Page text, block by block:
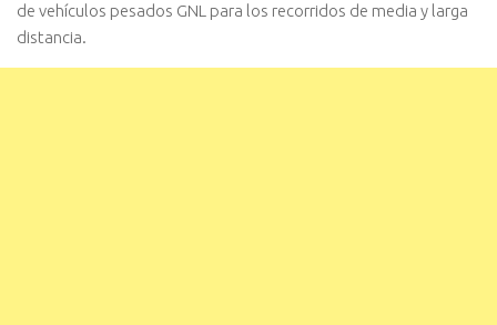
de vehículos pesados GNL para los recorridos de media y larga
distancia.